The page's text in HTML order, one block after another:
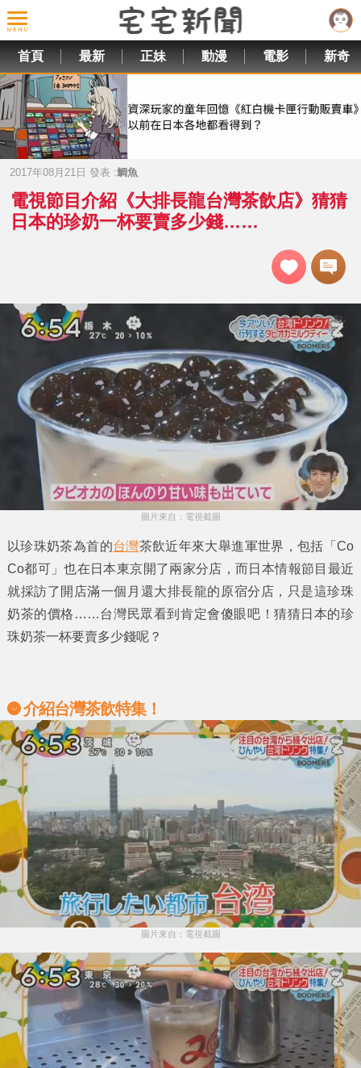
首頁 最新 正妹 動漫 電影 新奇
2017年08月21日 發表 :鯛魚
電視節目介紹《大排長龍台灣茶飲店》猜猜
日本的珍奶一杯要賣多少錢……
圖片來自：電視截圖
以珍珠奶茶為首的台灣茶飲近年來大舉進軍世界，包括 「Co
Co都可」也在日本東京開了兩家分店，而日本情報節目最近
就採訪了開店滿一個月還大排長龍的原宿分店，只是這珍珠
奶茶的價格……台灣民眾看到肯定會傻眼吧！猜猜日本的珍
珠奶茶一杯要賣多少錢呢？
介紹台灣茶飲特集！
圖片來自：電視截圖